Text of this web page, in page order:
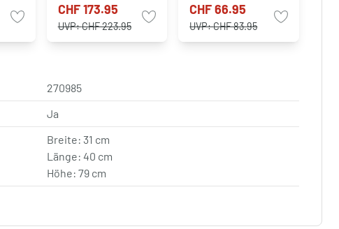
CHF 173.95
UVP:CHF 223.95
CHF 66.95
UVP:CHF 83.95
270985
Ja
Breite: 31 cm
Länge: 40 cm
Höhe: 79 cm